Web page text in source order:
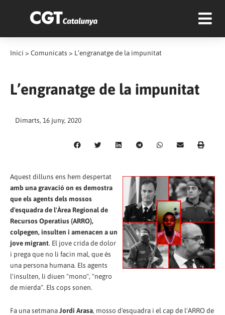
Inici > Comunicats > L’engranatge de la impunitat
L’engranatge de la impunitat
Dimarts, 16 juny, 2020
Aquest dilluns ens hem despertat
amb una gravació on es demostra
que els agents dels mossos
d'esquadra de l'Àrea Regional de
Recursos Operatius (ARRO),
colpegen, insulten i amenacen a un
jove migrant. El jove crida de dolor
i prega que no li facin mal, que és
una persona humana. Els agents
l'insulten, li diuen "mono", "negro
de mierda". Els cops sonen.
Fa una setmanaJordi Arasa, mosso d'esquadra i el cap de l'ARRO de